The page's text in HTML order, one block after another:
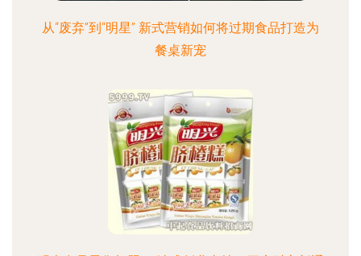
从“废弃”到“明星” 新式营销如何将过期食品打造为
餐桌新宠